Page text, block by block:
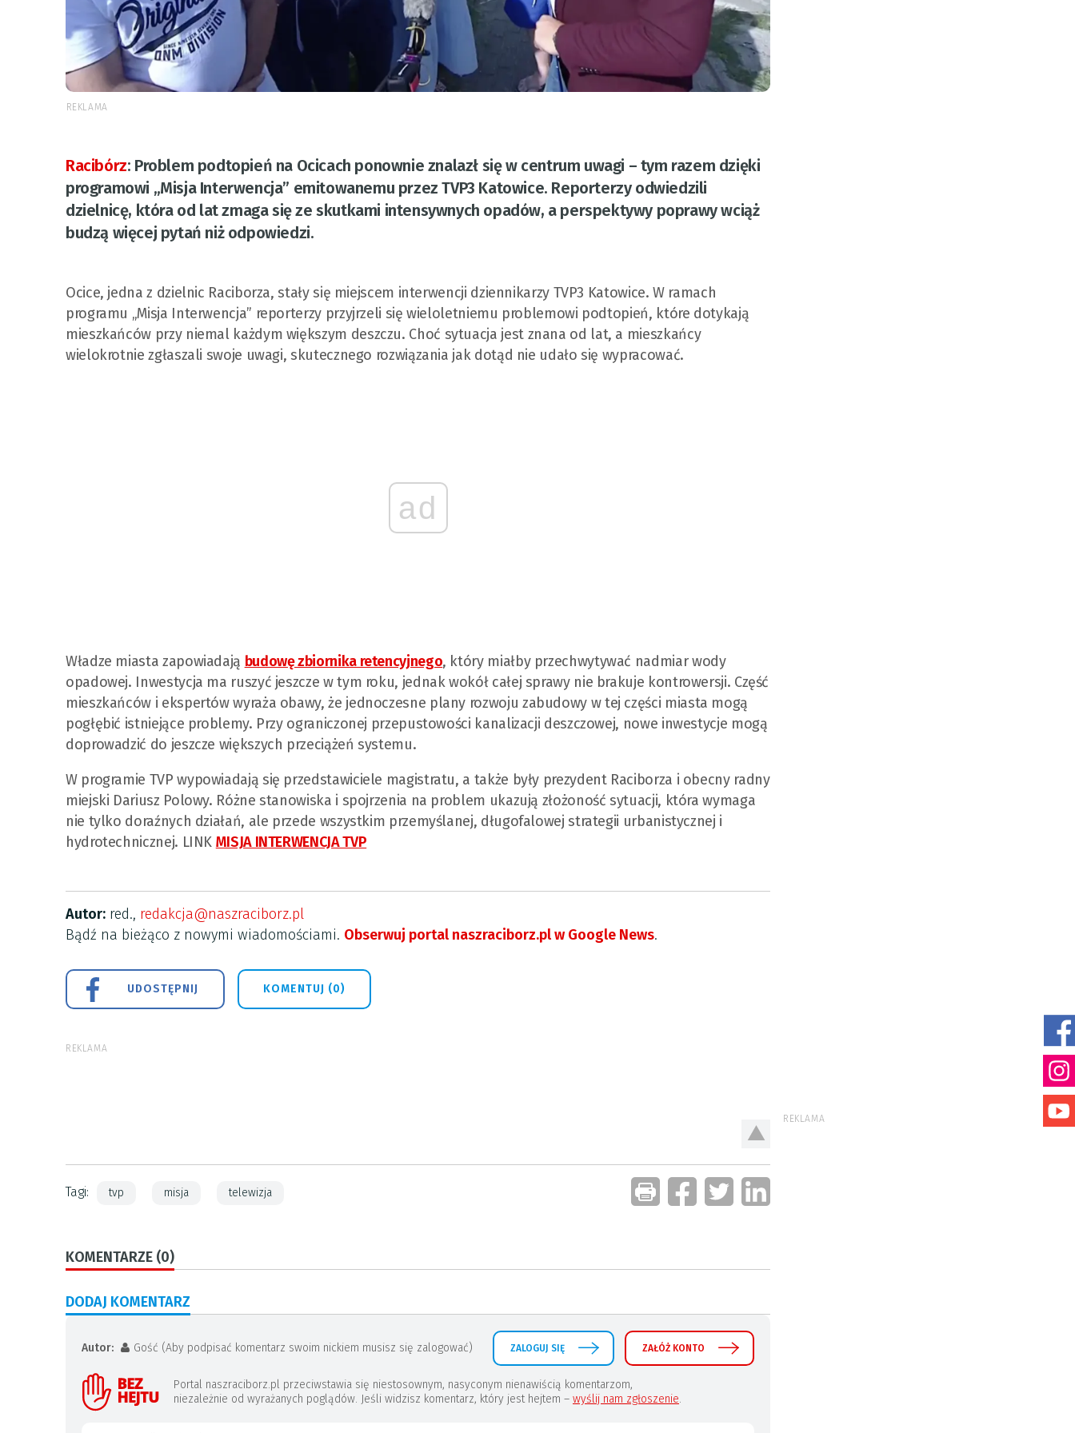
REKLAMA
Racibórz: Problem podtopień na Ocicach ponownie znalazł się w centrum uwagi – tym razem dzięki
programowi „Misja Interwencja” emitowanemu przez TVP3 Katowice. Reporterzy odwiedzili
dzielnicę, która od lat zmaga się ze skutkami intensywnych opadów, a perspektywy poprawy wciąż
budzą więcej pytań niż odpowiedzi.
Ocice, jedna z dzielnic Raciborza, stały się miejscem interwencji dziennikarzy TVP3 Katowice. W ramach
programu „Misja Interwencja” reporterzy przyjrzeli się wieloletniemu problemowi podtopień, które dotykają
mieszkańców przy niemal każdym większym deszczu. Choć sytuacja jest znana od lat, a mieszkańcy
wielokrotnie zgłaszali swoje uwagi, skutecznego rozwiązania jak dotąd nie udało się wypracować.
ad
Władze miasta zapowiadają budowę zbiornika retencyjnego, który miałby przechwytywać nadmiar wody
opadowej. Inwestycja ma ruszyć jeszcze w tym roku, jednak wokół całej sprawy nie brakuje kontrowersji. Część
mieszkańców i ekspertów wyraża obawy, że jednoczesne plany rozwoju zabudowy w tej części miasta mogą
pogłębić istniejące problemy. Przy ograniczonej przepustowości kanalizacji deszczowej, nowe inwestycje mogą
doprowadzić do jeszcze większych przeciążeń systemu.
W programie TVP wypowiadają się przedstawiciele magistratu, a także były prezydent Raciborza i obecny radny
miejski Dariusz Polowy. Różne stanowiska i spojrzenia na problem ukazują złożoność sytuacji, która wymaga
nie tylko doraźnych działań, ale przede wszystkim przemyślanej, długofalowej strategii urbanistycznej i
hydrotechnicznej. LINK MISJA INTERWENCJA TVP
Autor: red., redakcja@naszraciborz.pl
Bądź na bieżąco z nowymi wiadomościami. Obserwuj portal naszraciborz.pl w Google News.
UDOSTĘPNIJ KOMENTUJ (0)
REKLAMA
Tagi: tvp misja telewizja
KOMENTARZE (0)
DODAJ KOMENTARZ
Autor: Gość (Aby podpisać komentarz swoim nickiem musisz się zalogować) ZALOGUJ SIĘ ZAŁÓŻ KONTO
Portal naszraciborz.pl przeciwstawia się niestosownym, nasyconym nienawiścią komentarzom,
niezależnie od wyrażanych poglądów. Jeśli widzisz komentarz, który jest hejtem – wyślij nam zgłoszenie.
REKLAMA